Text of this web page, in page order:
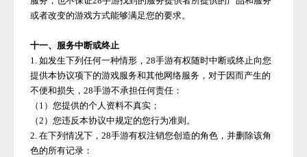
或者改变的游戏方式能够满足您的要求。
十一、服务中断或终止
1. 如发生下列任何一种情形，28手游有权随时中断或终止向您
提供本协议项下的游戏服务和其他网络服务，对于因而产生的
不便和损失，28手游不承担任何责任：
（ 1）您提供的个人资料不真实；
（2）您违反本协议中规定的您行为准则。
2. 在下列情况下，28手游有权注销您创造的角色，并删除该角
色的所有记录：